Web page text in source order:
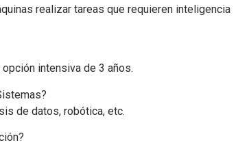
realizar tareas que requieren inteligencia
intensiva de 3 años.
de datos, robótica, etc.